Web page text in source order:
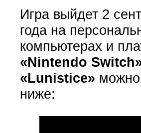
Игра выйдет 2
года на
компьютерах и
«Nintendo
«Lunistice» можно
ниже: